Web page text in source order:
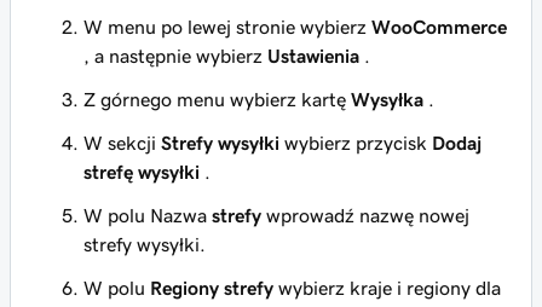
W menu po lewej stronie wybierz WooCommerce
, a następnie wybierz Ustawienia
Z górnego menu wybierz kartę Wysyłka
W sekcji Strefy wysyłki wybierz przycisk Dodaj
strefę wysyłki
W polu Nazwa strefy wprowadź nazwę nowej
strefy wysyłki.
W polu Regiony strefy wybierz kraje i regiony dla